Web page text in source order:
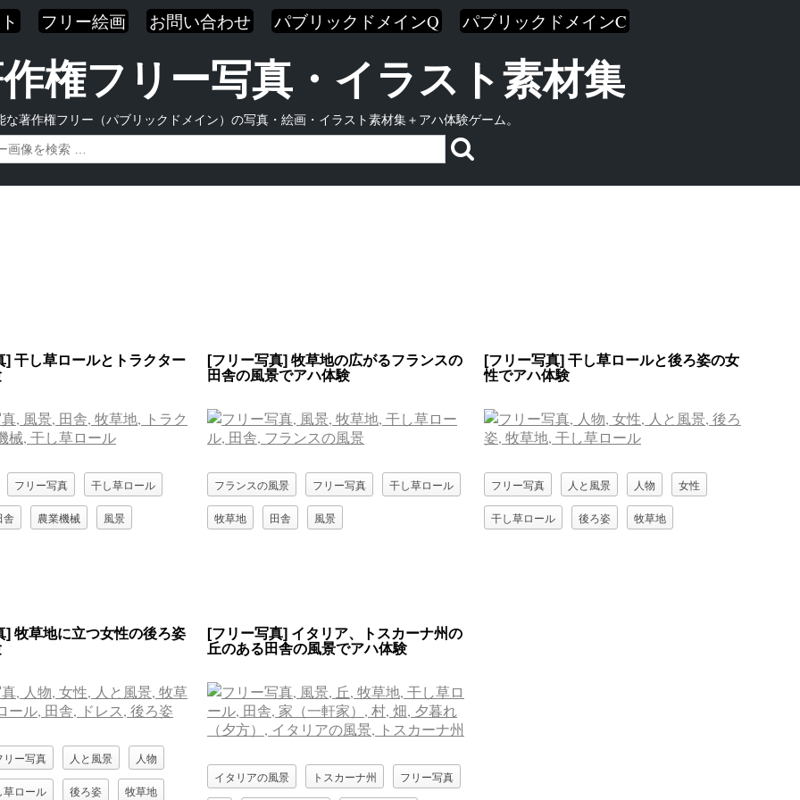
フリー絵画 お問い合わせ パブリックドメインQ パブリックドメインC
権フリー写真・イラスト素材集
著作権フリー（パブリックドメイン）の写真・絵画・イラスト素材集＋アハ体験ゲーム。
] 干し草ロールとトラクター
フリー写真 干し草ロール
舎 農業機械 風景
[フリー写真] 牧草地の広がるフランスの
田舎の風景でアハ体験
フランスの風景 フリー写真 干し草ロール
牧草地 田舎 風景
[フリー写真] 干し草ロールと後ろ姿の女
性でアハ体験
フリー写真 人と風景 人物 女性
干し草ロール 後ろ姿 牧草地
] 牧草地に立つ女性の後ろ姿
リー写真 人と風景 人物
草ロール 後ろ姿 牧草地
[フリー写真] イタリア、トスカーナ州の
丘のある田舎の風景でアハ体験
イタリアの風景 トスカーナ州 フリー写真